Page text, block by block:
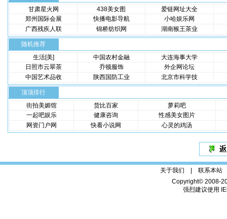
甘肃星火网
438美女图
爱链网址大全
郑州国际会展
快播电影导航
小哈娱乐网
广西残疾人联
锦桥纺织网 湖南猴王茶业
随机推荐
生活[美]
中国农村金融
大连海事大学
日照市云翠茶
乔顿服饰
外企网论坛
中国艺术品收
陕西国防工业 北京市科学技
顶顶排行
街拍美媚馆
货比百家
萝莉吧
一起吧娱乐
健康咨询
性感美女图片
网资门户网
快看小说网 心灵的鸡汤
关于我们 | 联系本站
Copyright© 2008-
强烈建议使用